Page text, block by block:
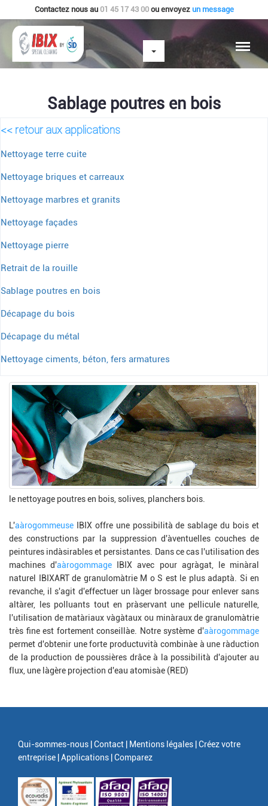
Contactez nous au 01 45 17 43 00ou envoyez un message
Sablage poutres en bois
<< retour aux applications
Nettoyage terre cuite
Nettoyage briques et carreaux
Nettoyage marbres et granits
Nettoyage façades
Nettoyage pierre
Retrait de la rouille
Sablage poutres en bois
Décapage du bois
Décapage du métal
Nettoyage ciments, béton, fers armatures
le nettoyage poutres en bois, solives, planchers bois.
L'aàrogommeuse IBIX offre une possibilità de sablage du bois et
des constructions par la suppression d'àventuelles couches de
peintures indàsirables et persistantes. Dans ce cas l'utilisation des
machines d'aàrogommage IBIX avec pour agràgat, le minàral
naturel IBIXART de granulomàtrie M o S est le plus adaptà. Si en
revanche, il s'agit d'effectuer un làger brossage pour enlever sans
altàrer, les polluants tout en pràservant une pellicule naturelle,
l'utilisation de matàriaux vàgàtaux ou minàraux de granulomàtrie
très fine est fortement conseillàe. Notre système d'aàrogommage
permet d'obtenir une forte productuvità combinàe à une ràduction
de la production de poussières drâce à la possibilità d'ajouter au
flux, une làgère projection d'eau atomisàe (RED)
Qui-sommes-nous | Contact | Mentions légales | Créez votre
entreprise | Applications | Comparez